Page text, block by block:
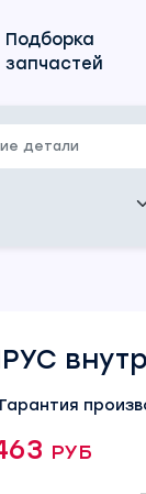
Подборка
запчастей
Гарантия
руб